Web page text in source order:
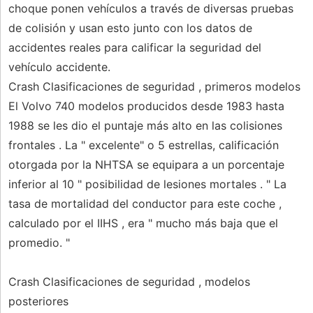
choque ponen vehículos a través de diversas pruebas
de colisión y usan esto junto con los datos de
accidentes reales para calificar la seguridad del
vehículo accidente.
Crash Clasificaciones de seguridad , primeros modelos
El Volvo 740 modelos producidos desde 1983 hasta
1988 se les dio el puntaje más alto en las colisiones
frontales . La " excelente" o 5 estrellas, calificación
otorgada por la NHTSA se equipara a un porcentaje
inferior al 10 " posibilidad de lesiones mortales . " La
tasa de mortalidad del conductor para este coche ,
calculado por el IIHS , era " mucho más baja que el
promedio. "
Crash Clasificaciones de seguridad , modelos
posteriores